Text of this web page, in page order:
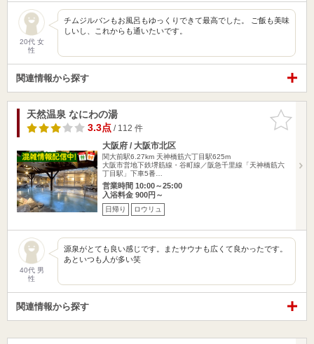
20代 女
性
チムジルバンもお風呂もゆっくりできて最高でした。 ご飯も美味
しいし、これからも通いたいです。
関連情報から探す
お気に入
りに追加
天然温泉 なにわの湯
3.3点/ 112 件
大阪府 / 大阪市北区
関大前駅6.27km 天神橋筋六丁目駅625m
大阪市営地下鉄堺筋線・谷町線／阪急千里線「天神橋筋六
丁目駅」下車5番…
営業時間 10:00～25:00
入浴料金 900円～
日帰り ロウリュ
40代 男
性
源泉がとても良い感じです。またサウナも広くて良かったです。
あといつも人が多い笑
関連情報から探す